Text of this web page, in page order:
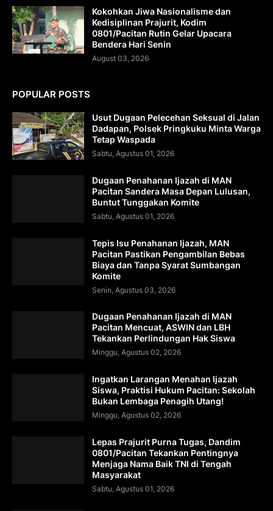
Kokohkan Jiwa Nasionalisme dan
Kedisiplinan Prajurit, Kodim
0801/Pacitan Rutin Gelar Upacara
Bendera Hari Senin
August 03, 2026
POPULAR POSTS
Usut Dugaan Pelecehan Seksual di Jalan
Dadapan, Polsek Pringkuku Minta Warga
Tetap Waspada
Sabtu, Agustus 01, 2026
Dugaan Penahanan Ijazah di MAN
Pacitan Sandera Masa Depan Lulusan,
Buntut Tunggakan Komite
Sabtu, Agustus 01, 2026
Tepis Isu Penahanan Ijazah, MAN
Pacitan Pastikan Pengambilan Bebas
Biaya dan Tanpa Syarat Sumbangan
Komite
Senin, Agustus 03, 2026
Dugaan Penahanan Ijazah di MAN
Pacitan Mencuat, ASWIN dan LBH
Tekankan Perlindungan Hak Siswa
Minggu, Agustus 02, 2026
Ingatkan Larangan Menahan Ijazah
Siswa, Praktisi Hukum Pacitan: Sekolah
Bukan Lembaga Penagih Utang!
Minggu, Agustus 02, 2026
Lepas Prajurit Purna Tugas, Dandim
0801/Pacitan Tekankan Pentingnya
Menjaga Nama Baik TNI di Tengah
Masyarakat
Sabtu, Agustus 01, 2026